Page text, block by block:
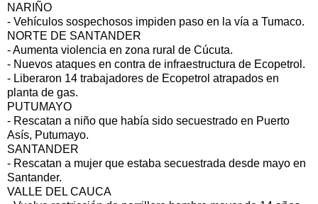
NARIÑO
- Vehículos sospechosos impiden paso en la vía a Tumaco.
NORTE DE SANTANDER
- Aumenta violencia en zona rural de Cúcuta.
- Nuevos ataques en contra de infraestructura de Ecopetrol.
- Liberaron 14 trabajadores de Ecopetrol atrapados en
planta de gas.
PUTUMAYO
- Rescatan a niño que había sido secuestrado en Puerto
Asís, Putumayo.
SANTANDER
- Rescatan a mujer que estaba secuestrada desde mayo en
Santander.
VALLE DEL CAUCA